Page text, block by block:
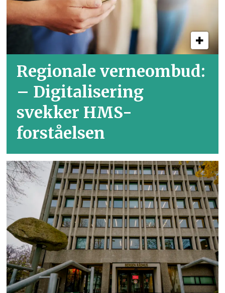
Regionale verneombud:
– Digitalisering
svekker HMS-
forståelsen